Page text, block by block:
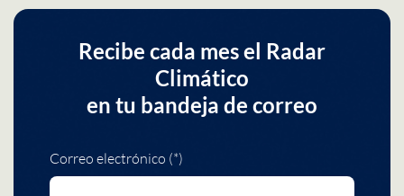
Recibe cada mes el Radar
Climático
en tu bandeja de correo
Correo electrónico (*)